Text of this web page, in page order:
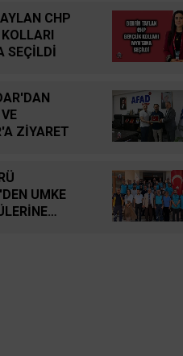
Savunma Sanayiinin
Tarihsel Yolculuğu
Enerji Jeopolitiğinde Yeni
Bir Dönem: Kerkük’ten
Ceyhan’a Stratejik
Ahmet Süreyya DURNA
SARAYKENT’TE ŞİİR
CHP
SEÇİLDİ
ZİYARET
UMKE